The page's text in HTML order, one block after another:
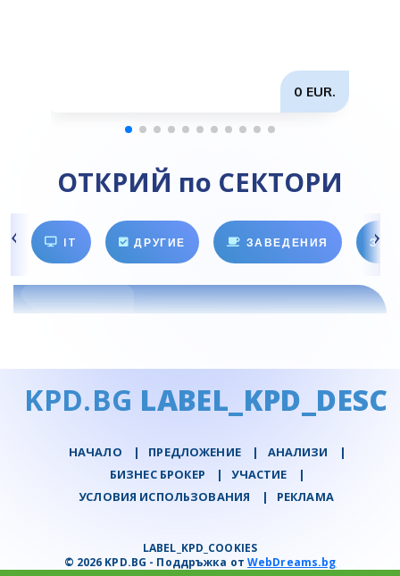
0 EUR.
ОТКРИЙ по СЕКТОРИ
IT ДРУГИЕ ЗАВЕДЕНИЯ
KPD.BG LABEL_KPD_DESC
НАЧАЛО | ПРЕДЛОЖЕНИЕ | АНАЛИЗИ
|
БИЗНЕС БРОКЕР
| УЧАСТИЕ
|
УСЛОВИЯ ИСПОЛЬЗОВАНИЯ
| РЕКЛАМА
LABEL_KPD_COOKIES
© 2026 KPD.BG - Поддръжка отWebDreams.bg